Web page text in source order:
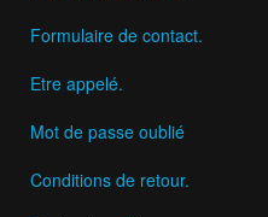
Formulaire de contact.
Etre appelé.
Mot de passe oublié
Conditions de retour.